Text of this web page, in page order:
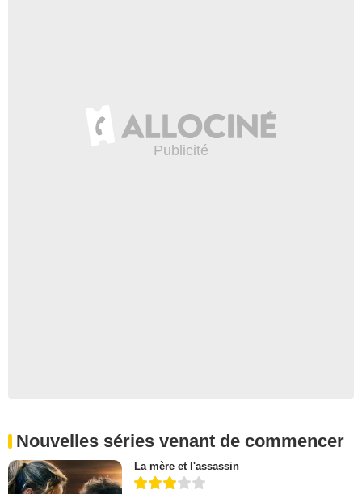
Nouvelles séries venant de commencer
La mère et l'assassin